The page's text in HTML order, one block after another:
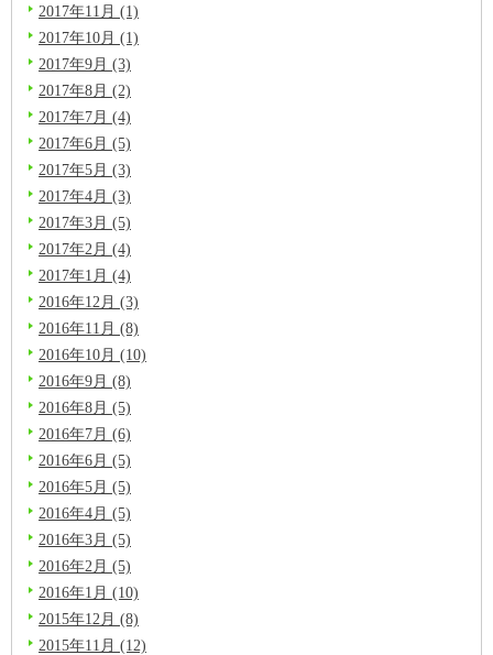
2017年11月 (1)
2017年10月 (1)
2017年9月 (3)
2017年8月 (2)
2017年7月 (4)
2017年6月 (5)
2017年5月 (3)
2017年4月 (3)
2017年3月 (5)
2017年2月 (4)
2017年1月 (4)
2016年12月 (3)
2016年11月 (8)
2016年10月 (10)
2016年9月 (8)
2016年8月 (5)
2016年7月 (6)
2016年6月 (5)
2016年5月 (5)
2016年4月 (5)
2016年3月 (5)
2016年2月 (5)
2016年1月 (10)
2015年12月 (8)
2015年11月 (12)